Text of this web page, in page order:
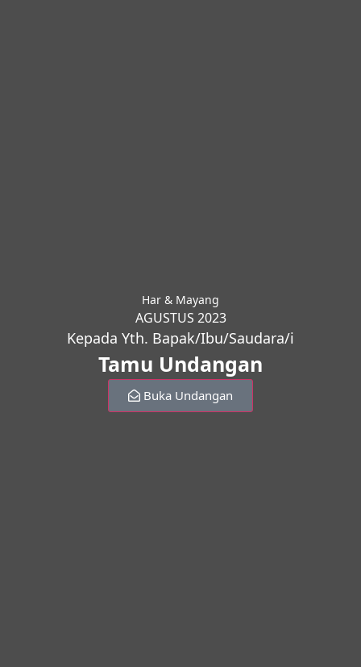
Har & Mayang
AGUSTUS 2023
Kepada Yth. Bapak/Ibu/Saudara/i
Tamu Undangan
Buka Undangan